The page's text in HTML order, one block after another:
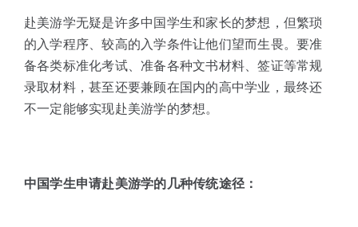
赴美游学无疑是许多中国学生和家长的梦想，但繁琐
的入学程序、较高的入学条件让他们望而生畏。要准
备各类标准化考试、准备各种文书材料、签证等常规
录取材料，甚至还要兼顾在国内的高中学业，最终还
不一定能够实现赴美游学的梦想。
中国学生申请赴美游学的几种传统途径：